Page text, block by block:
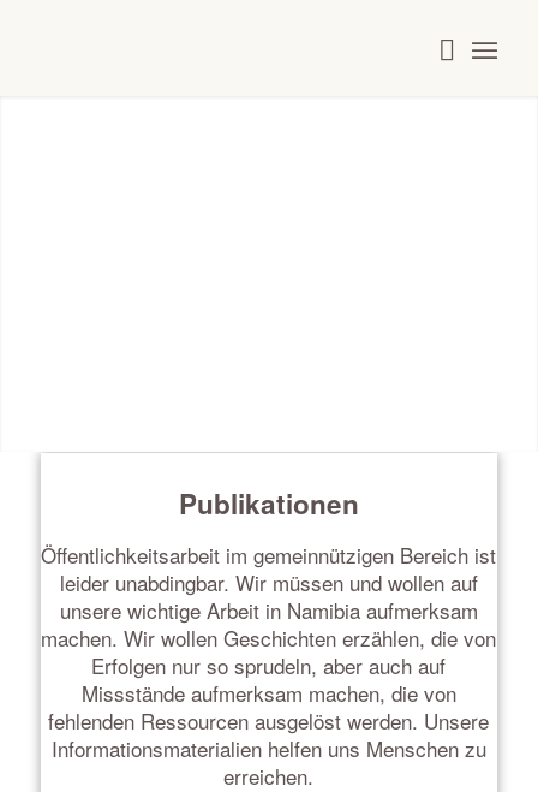
Publikationen
Öffentlichkeitsarbeit im gemeinnützigen Bereich ist
leider unabdingbar. Wir müssen und wollen auf
unsere wichtige Arbeit in Namibia aufmerksam
machen. Wir wollen Geschichten erzählen, die von
Erfolgen nur so sprudeln, aber auch auf
Missstände aufmerksam machen, die von
fehlenden Ressourcen ausgelöst werden. Unsere
Informationsmaterialien helfen uns Menschen zu
erreichen.